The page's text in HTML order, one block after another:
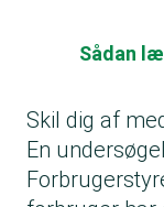
Sådan
Skil dig af
En